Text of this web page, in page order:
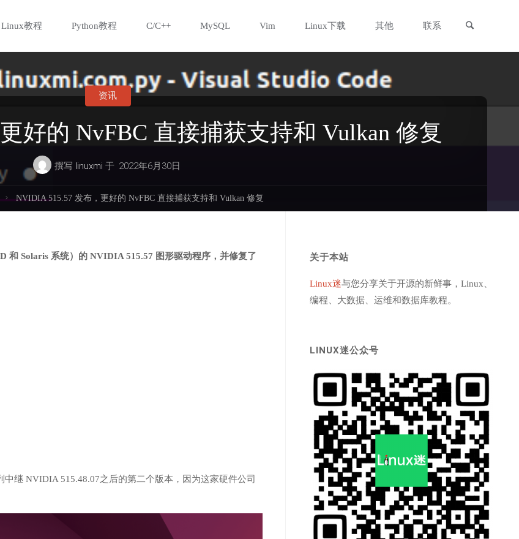
Linux教程 Python教程 C/C++ MySQL Vim Linux下载 其他 联系
好的 NvFBC 直接捕获支持和 Vulkan 修复
撰写 linuxmi 于 2022年6月30日
资讯
NVIDIA 515.57 发布，更好的 NvFBC 直接捕获支持和 Vulkan 修复
Solaris 系统）的 NVIDIA 515.57 图形驱动程序，并修复了
继 NVIDIA 515.48.07之后的第二个版本，因为这家硬件公司
关于本站
Linux迷与您分享关于开源的新鲜事，Linux、
编程、大数据、运维和数据库教程。
LINUX迷公众号